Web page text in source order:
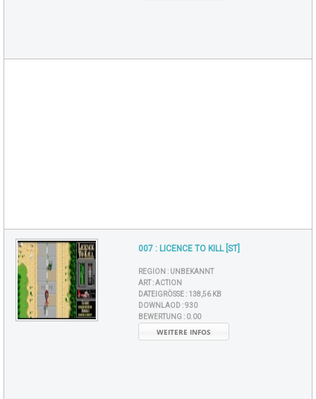
007 : LICENCE TO KILL [ST]
REGION : UNBEKANNT
ART :ACTION
DATEIGRÖSSE : 138,56 KB
DOWNLAOD :930
BEWERTUNG : 0.00
WEITERE INFOS